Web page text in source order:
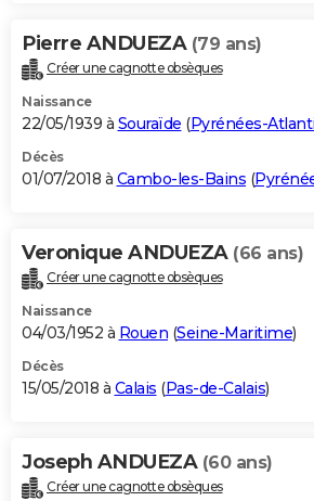
Pierre ANDUEZA (79 ans)
Créer une cagnotte obsèques
Naissance
22/05/1939 à Souraïde (Pyrénées-
Décès
01/07/2018 à Cambo-les-Bains (
Veronique ANDUEZA (66 ans)
Créer une cagnotte obsèques
Naissance
04/03/1952 à Rouen (Seine-Maritime)
Décès
15/05/2018 à Calais (Pas-de-Calais)
Joseph ANDUEZA (60 ans)
Créer une cagnotte obsèques